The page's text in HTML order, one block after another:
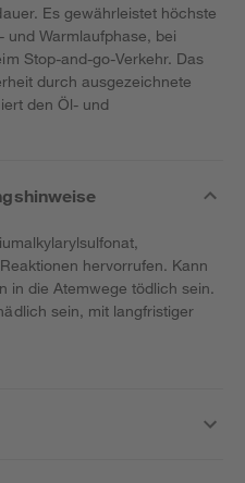
Es gewährleistet höchste
Warmlaufphase, bei
Stop-and-go-Verkehr. Das
durch ausgezeichnete
den Öl- und
hervorrufen. Kann
in die Atemwege tödlich sein.
sein, mit langfristiger